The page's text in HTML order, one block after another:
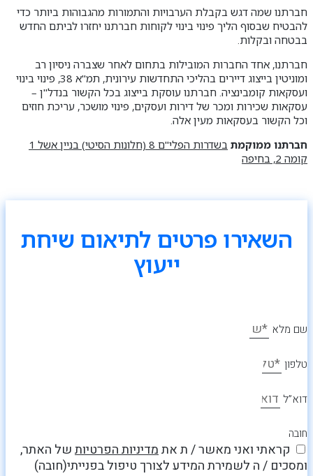
חברתנו שמה דגש בקבלת הערבויות והתמורות מהגבוהות ביותר כדי
להבטיח שבסוף הליך פינוי בינוי לקוחות חברתנו יחזרו לביתם החדש
בבטחה ובקלות.
חברתנו, אחד החברות המובילות בתחום לאחר שצברה ניסיון רב
ומוניטין בייצוג דיירים בהליכי התחדשות עירונית, תמ"א 38, פינוי בינוי
ועסקאות קומבינציה. חברתנו עוסקת בייצוג בכל הקשור בנדל"ן –
עסקאות שכירות ומכר של דירות ועסקים, פינוי מושכר, עריכת חוזים
וכל הקשור בעסקאות מעין אלה.
חברתנו ממוקמת
בשדרות הפלי"ם 8 (חלונות הסיטי) בניין אשל 1
קומה 2, בחיפה
השאירו פרטים לתיאום שיחת
ייעוץ
שם מלא
טלפון
דוא”ל
חובה
קראתי ואני מאשר / ת אתמדיניות הפרטיותשל האתר,
ומסכים / ה לשמירת המידע לצורך טיפול בפנייתי(חובה)